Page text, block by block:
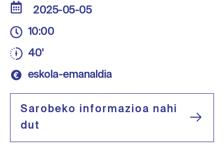
2025-05-05
10:00
40'
eskola-emanaldia
Sarobeko informazioa nahi
dut